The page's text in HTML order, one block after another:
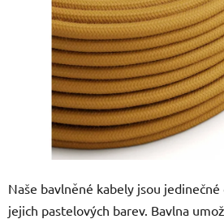
Naše bavlněné kabely jsou
jejich pastelových barev. Bavlna
hvězdiček.